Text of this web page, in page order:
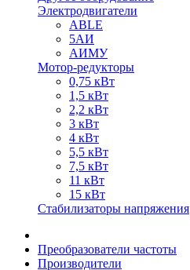
Электродвигатели
ABLE
5АИ
АИМУ
Мотор-редукторы
0,75 кВт
1,5 кВт
2,2 кВт
3 кВт
4 кВт
5,5 кВт
7,5 кВт
11 кВт
15 кВт
Стабилизаторы напряжения
Преобразователи частоты
Производители